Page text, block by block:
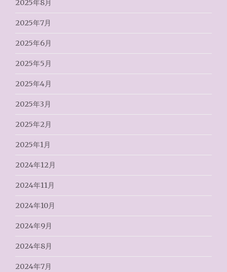
2025年8月
2025年7月
2025年6月
2025年5月
2025年4月
2025年3月
2025年2月
2025年1月
2024年12月
2024年11月
2024年10月
2024年9月
2024年8月
2024年7月